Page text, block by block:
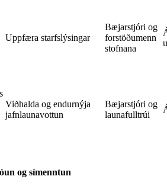
Uppfæra starfslýsingar
Bæjarstjóri og
forstöðumenn
stofnana
Viðhalda og endurnýja
jafnlaunavottun
Bæjarstjóri og
launafulltrúi
og símenntun